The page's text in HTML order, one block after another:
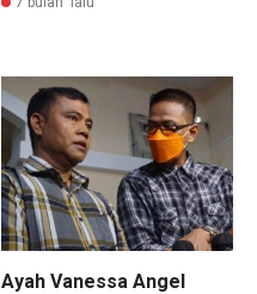
Ayah Vanessa Angel